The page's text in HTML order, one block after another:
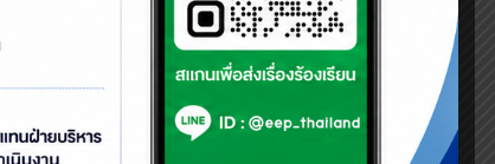
ผลิต และซ่อมบำรุง
รายและการป้องกันโรค
กรกฎาคม 2567ณ ห้อง